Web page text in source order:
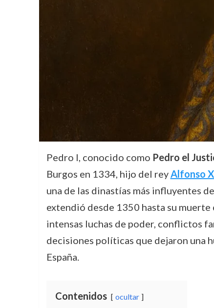
Pedro I, conocido como Pedro el
Burgos en 1334, hijo del reyAlfonso
una de las dinastías más influyentes
extendió desde 1350 hasta su
intensas luchas de poder, conflictos
decisiones políticas que dejaron una
España.
Contenidos ocultar